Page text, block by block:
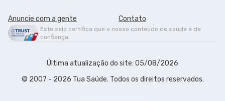
Anuncie com a gente Contato
Este selo certifica que o nosso conteúdo de saúde é de
confiança.
Última atualização do site: 05/08/2026
© 2007 - 2026 Tua Saúde. Todos os direitos reservados.